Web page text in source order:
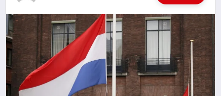
MAGAZİN
SAĞLIK